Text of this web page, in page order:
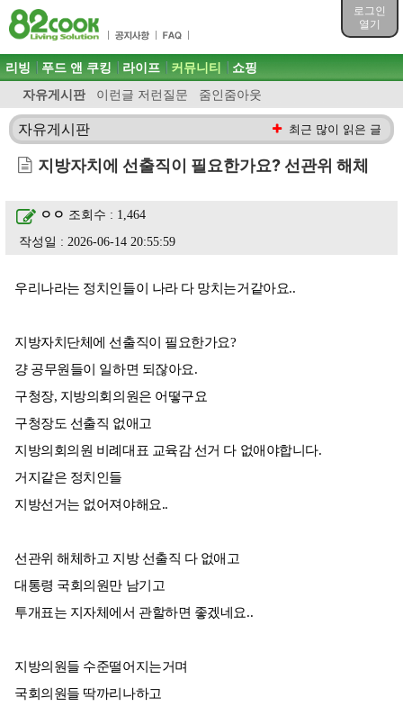
로그인
열기
목차
주메뉴 바로가기
컨텐츠 바로가기
검색 바로가기
로그인 바로가기
주메뉴
리빙 푸드 앤 쿠킹 라이프 커뮤니티
자유게시판 이런글 저런질문 줌인줌아웃
쇼핑
자유게시판 최근 많이 읽은 글
지방자치에 선출직이 필요한가요? 선관위 해체
ㅇㅇ 조회수 : 1,464
작성일 : 2026-06-14 20:55:59
우리나라는 정치인들이 나라 다 망치는거같아요..
지방자치단체에 선출직이 필요한가요?
걍 공무원들이 일하면 되잖아요.
구청장, 지방의회의원은 어떻구요
구청장도 선출직 없애고
지방의회의원 비례대표 교육감 선거 다 없애야합니다.
거지같은 정치인들
지방선거는 없어져야해요..
선관위 해체하고 지방 선출직 다 없애고
대통령 국회의원만 남기고
투개표는 지자체에서 관할하면 좋겠네요..
지방의원들 수준떨어지는거며
국회의원들 딱까리나하고